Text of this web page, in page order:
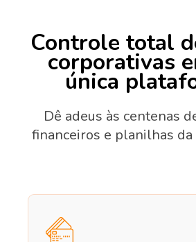
Controle total
corporativas
única
Dê adeus às centenas
financeiros e planilhas da